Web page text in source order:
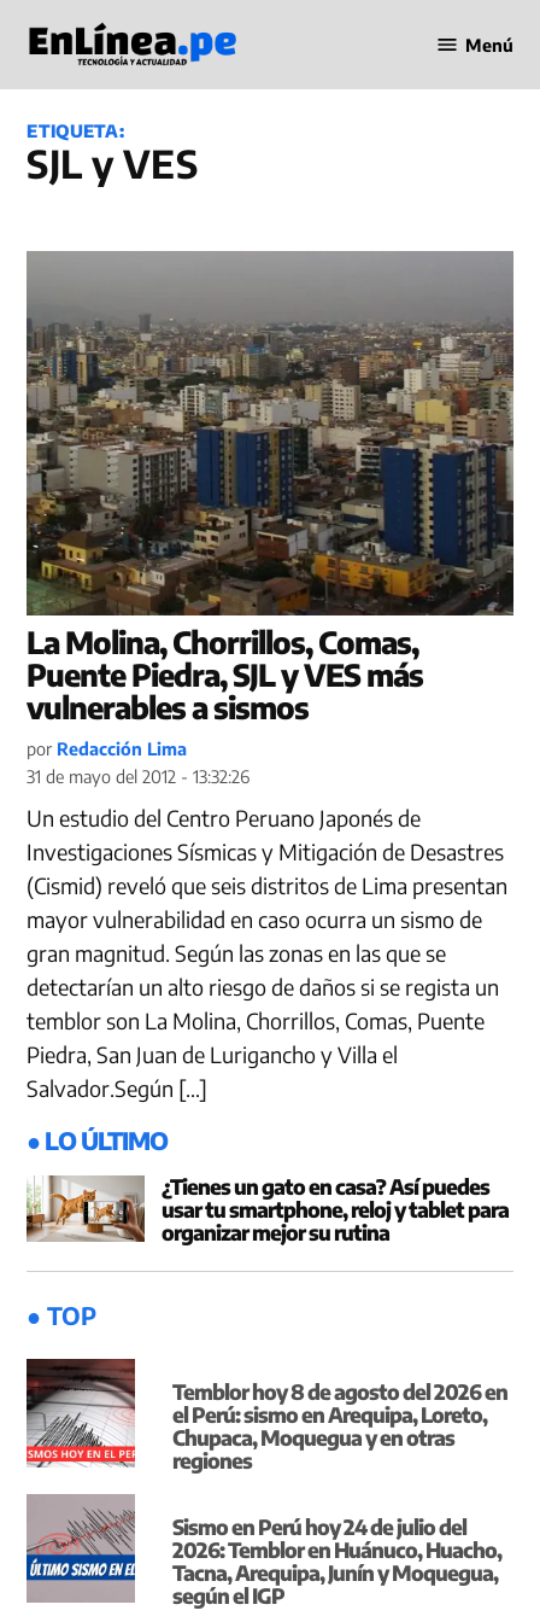
contenido
en Línea
Menú
ETIQUETA:
SJL y VES
La Molina, Chorrillos, Comas,
Puente Piedra, SJL y VES más
vulnerables a sismos
por Redacción Lima
31 de mayo del 2012 - 13:32:26
Un estudio del Centro Peruano Japonés de
Investigaciones Sísmicas y Mitigación de Desastres
(Cismid) reveló que seis distritos de Lima presentan
mayor vulnerabilidad en caso ocurra un sismo de
gran magnitud. Según las zonas en las que se
detectarían un alto riesgo de daños si se regista un
temblor son La Molina, Chorrillos, Comas, Puente
Piedra, San Juan de Lurigancho y Villa el
Salvador.Según […]
● LO ÚLTIMO
¿Tienes un gato en casa? Así puedes
usar tu smartphone, reloj y tablet para
organizar mejor su rutina
● TOP
Temblor hoy 8 de agosto del 2026 en
el Perú: sismo en Arequipa, Loreto,
Chupaca, Moquegua y en otras
regiones
Sismo en Perú hoy 24 de julio del
2026: Temblor en Huánuco, Huacho,
Tacna, Arequipa, Junín y Moquegua,
según el IGP